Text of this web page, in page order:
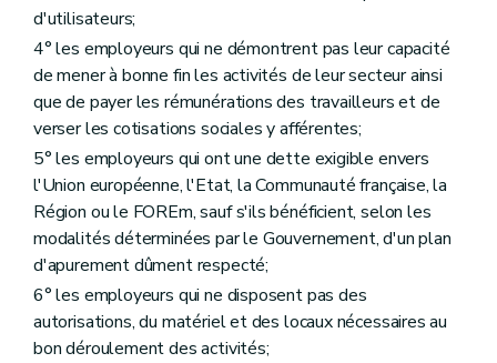
d'utilisateurs;
4° les employeurs qui ne démontrent pas leur capacité
de mener à bonne fin les activités de leur secteur ainsi
que de payer les rémunérations des travailleurs et de
verser les cotisations sociales y afférentes;
5° les employeurs qui ont une dette exigible envers
l'Union européenne, l'Etat, la Communauté française, la
Région ou le FOREm, sauf s'ils bénéficient, selon les
modalités déterminées par le Gouvernement, d'un plan
d'apurement dûment respecté;
6° les employeurs qui ne disposent pas des
autorisations, du matériel et des locaux nécessaires au
bon déroulement des activités;